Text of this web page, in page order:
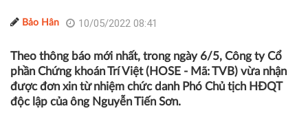
Bảo Hân 10/05/2022 08:41
Theo thông báo mới nhất, trong ngày 6/5, Công ty Cổ
phần Chứng khoán Trí Việt (HOSE - Mã: TVB) vừa nhận
được đơn xin từ nhiệm chức danh Phó Chủ tịch HĐQT
độc lập của ông Nguyễn Tiến Sơn.